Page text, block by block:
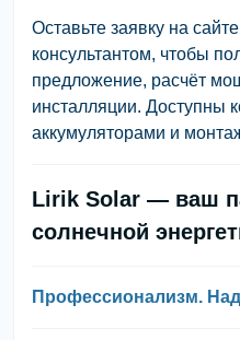
Оставьте заявку на
консультантом, чтобы
предложение, расчёт
инсталляции. Доступны
аккумуляторами и
Lirik Solar — ваш
солнечной
Профессионализм.